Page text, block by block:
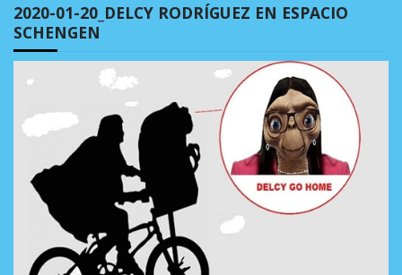
2020-01-20_DELCY RODRÍGUEZ EN ESPACIO
SCHENGEN